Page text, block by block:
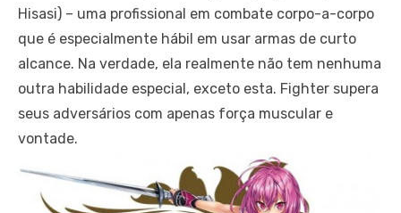
Hisasi) – uma profissional em combate corpo-a-corpo
que é especialmente hábil em usar armas de curto
alcance. Na verdade, ela realmente não tem nenhuma
outra habilidade especial, exceto esta. Fighter supera
seus adversários com apenas força muscular e
vontade.